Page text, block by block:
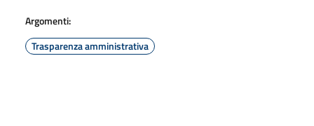
Argomenti:
Trasparenza amministrativa